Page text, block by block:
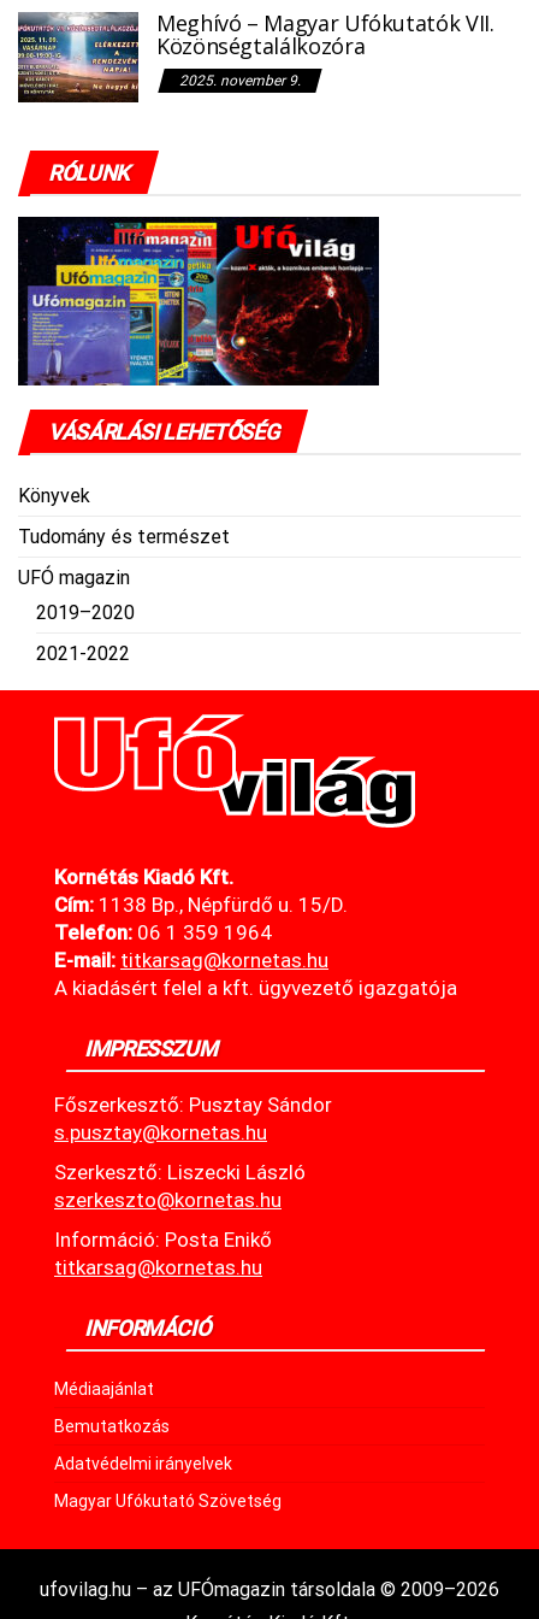
Meghívó – Magyar Ufókutatók VII.
Közönségtalálkozóra
2025. november 9.
RÓLUNK
VÁSÁRLÁSI LEHETŐSÉG
Könyvek
Tudomány és természet
UFÓ magazin
2019–2020
2021-2022
Kornétás Kiadó Kft.
Cím: 1138 Bp., Népfürdő u. 15/D.
Telefon: 06 1 359 1964
E-mail: titkarsag@kornetas.hu
A kiadásért felel a kft. ügyvezető igazgatója
IMPRESSZUM
Főszerkesztő: Pusztay Sándor
s.pusztay@kornetas.hu
Szerkesztő: Liszecki László
szerkeszto@kornetas.hu
Információ: Posta Enikő
titkarsag@kornetas.hu
INFORMÁCIÓ
Médiaajánlat
Bemutatkozás
Adatvédelmi irányelvek
Magyar Ufókutató Szövetség
ufovilag.hu – az UFÓmagazin társoldala © 2009–2026